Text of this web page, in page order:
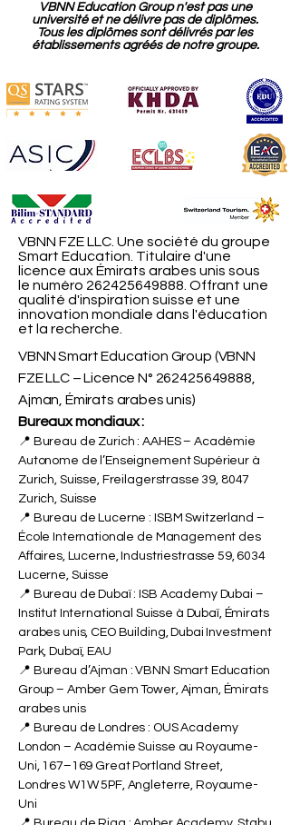
VBNN Education Group n'est pas une
université et ne délivre pas de diplômes.
Tous les diplômes sont délivrés par les
établissements agréés de notre groupe.
VBNN FZE LLC. Une société du groupe
Smart Education. Titulaire d'une
licence aux Émirats arabes unis sous
le numéro 262425649888. Offrant une
qualité d'inspiration suisse et une
innovation mondiale dans l'éducation
et la recherche.
VBNN Smart Education Group (VBNN
FZE LLC – Licence N° 262425649888,
Ajman, Émirats arabes unis)
Bureaux mondiaux :
📍 Bureau de Zurich : AAHES – Académie
Autonome de l’Enseignement Supérieur à
Zurich, Suisse, Freilagerstrasse 39, 8047
Zurich, Suisse
📍 Bureau de Lucerne : ISBM Switzerland –
École Internationale de Management des
Affaires, Lucerne, Industriestrasse 59, 6034
Lucerne, Suisse
📍 Bureau de Dubaï : ISB Academy Dubai –
Institut International Suisse à Dubaï, Émirats
arabes unis, CEO Building, Dubai Investment
Park, Dubaï, EAU
📍 Bureau d’Ajman : VBNN Smart Education
Group – Amber Gem Tower, Ajman, Émirats
arabes unis
📍 Bureau de Londres : OUS Academy
London – Académie Suisse au Royaume-
Uni, 167–169 Great Portland Street,
Londres W1W 5PF, Angleterre, Royaume-
Uni